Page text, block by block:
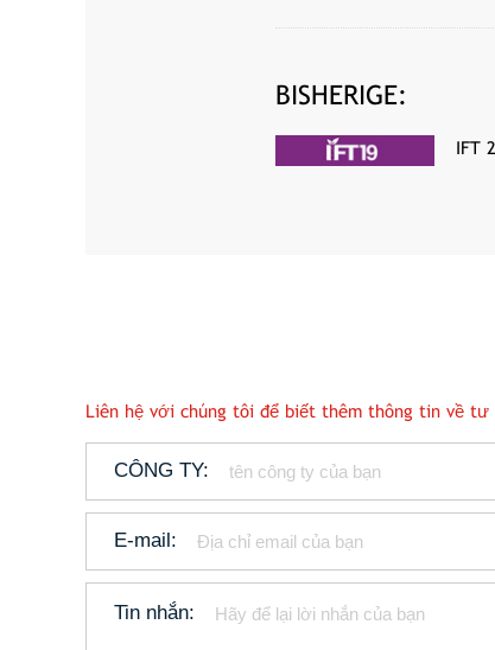
BISHERIGE:
IFT
Liên hệ với chúng tôi để biết thêm thông tin về